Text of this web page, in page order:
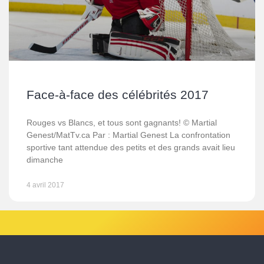
Face-à-face des célébrités 2017
Rouges vs Blancs, et tous sont gagnants! © Martial
Genest/MatTv.ca Par : Martial Genest La confrontation
sportive tant attendue des petits et des grands avait lieu
dimanche
4 avril 2017